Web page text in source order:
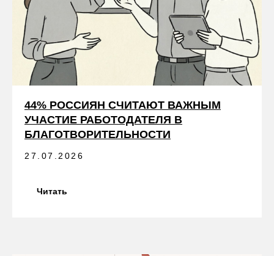
44% РОССИЯН СЧИТАЮТ ВАЖНЫМ
УЧАСТИЕ РАБОТОДАТЕЛЯ В
БЛАГОТВОРИТЕЛЬНОСТИ
27.07.2026
Читать